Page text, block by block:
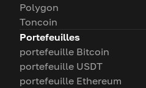
Polygon
Toncoin
Portefeuilles
portefeuille Bitcoin
portefeuille USDT
portefeuille Ethereum